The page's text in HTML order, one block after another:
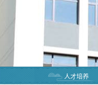
人才培养